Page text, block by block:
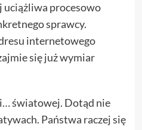
uciążliwa procesowo
sprawcy.
internetowego
się już wymiar
światowej. Dotąd nie
Państwa raczej się